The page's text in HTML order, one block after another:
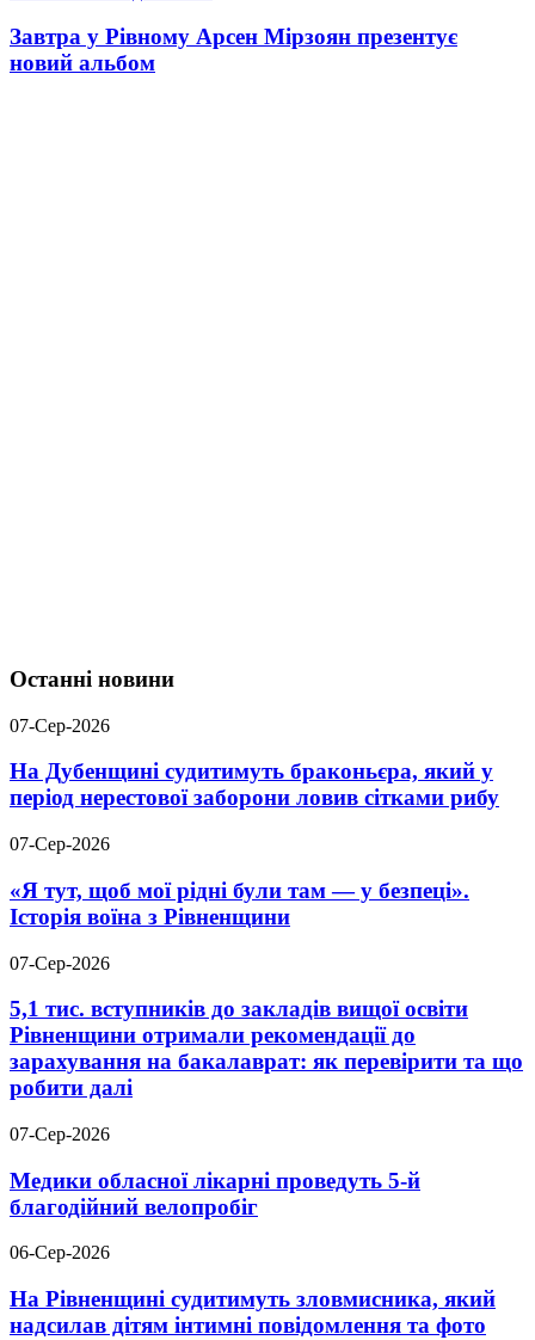
Завтра у Рівному Арсен Мірзоян презентує
новий альбом
Останні новини
07-Сер-2026
На Дубенщині судитимуть браконьєра, який у
період нерестової заборони ловив сітками рибу
07-Сер-2026
«Я тут, щоб мої рідні були там — у безпеці».
Історія воїна з Рівненщини
07-Сер-2026
5,1 тис. вступників до закладів вищої освіти
Рівненщини отримали рекомендації до
зарахування на бакалаврат: як перевірити та що
робити далі
07-Сер-2026
Медики обласної лікарні проведуть 5-й
благодійний велопробіг
06-Сер-2026
На Рівненщині судитимуть зловмисника, який
надсилав дітям інтимні повідомлення та фото